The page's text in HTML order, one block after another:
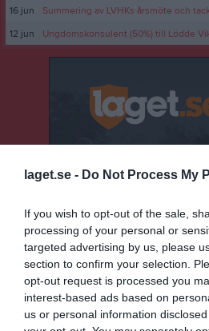
laget.se - Do Not Process My
If you wish to opt-out of the sale,
processing of your personal or
targeted advertising by us, please
section to confirm your selection.
opt-out request is processed you
interest-based ads based on
us or personal information
16 jun
Summering av LVHKs årsmöte och
12 jun
Ungdomskonsulent (50%) till Lödde